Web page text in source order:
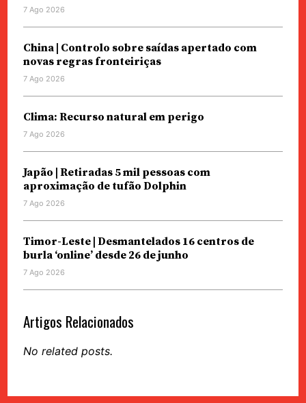
7 Ago 2026
China | Controlo sobre saídas apertado com
novas regras fronteiriças
7 Ago 2026
Clima: Recurso natural em perigo
7 Ago 2026
Japão | Retiradas 5 mil pessoas com
aproximação de tufão Dolphin
7 Ago 2026
Timor-Leste | Desmantelados 16 centros de
burla ‘online’ desde 26 de junho
7 Ago 2026
Artigos Relacionados
No related posts.